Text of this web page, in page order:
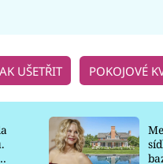
UŠETŘIT POKOJOVÉ